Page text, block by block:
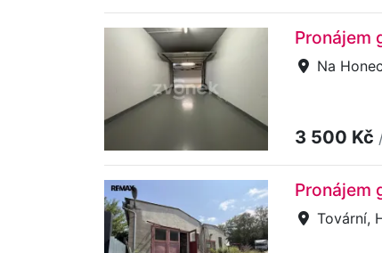
Pronájem
Na
3 500 Kč
Pronájem
Tovární,